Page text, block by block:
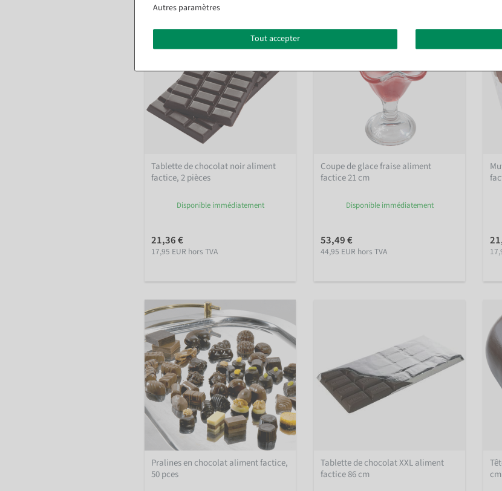
Tablette de chocolat noir aliment
factice, 2 pièces
Disponible immédiatement
21,36 €
17,95 EUR hors TVA
Coupe de glace fraise aliment
factice 21 cm
Disponible immédiatement
53,49 €
44,95 EUR hors TVA
Pralines en chocolat aliment factice,
50 pces
Tablette de chocolat XXL aliment
factice 86 cm
cm
Autres paramètres
Tout accepter